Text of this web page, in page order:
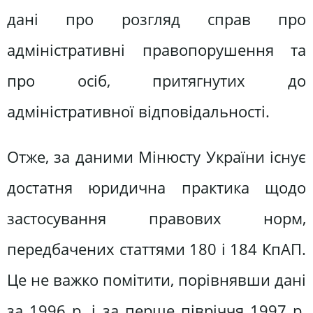
дані про розгляд справ про
адміністративні правопорушення та
про осіб, притягнутих до
адміністративної відповідальності.
Отже, за даними Мінюсту України існує
достатня юридична практика щодо
застосування правових норм,
передбачених статтями 180 і 184 КпАП.
Це не важко помітити, порівнявши дані